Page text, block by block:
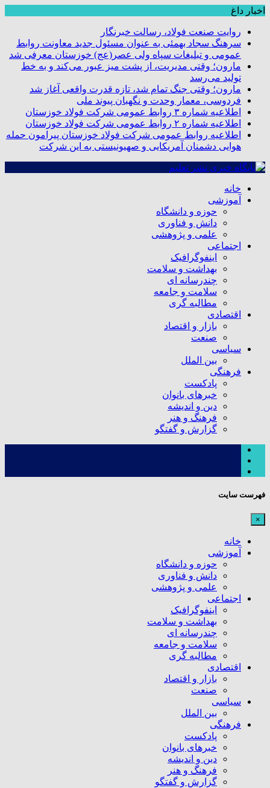
اخبار داغ
روایت صنعت فولاد،‌ رسالت خبرنگار
سرهنگ سجاد بهمئی به عنوان مسئول جدید معاونت روابط
عمومی و تبلیغات سپاه ولی عصر(عج) خوزستان معرفی شد
مارون؛ وقتی مدیریت، از پشت میز عبور می‌کند و به خط
تولید می‌رسد
مارون؛ وقتی جنگ تمام شد، تازه قدرت واقعی آغاز شد
فردوسی، معمار وحدت و نگهبان پیوند ملی
اطلاعیه شماره ۳ روابط عمومی شرکت فولاد خوزستان
اطلاعیه شماره ۲ روابط عمومی شرکت فولاد خوزستان
اطلاعیه روابط عمومی شرکت فولاد خوزستان پیرامون حمله
هوایی دشمنان آمریکایی و صهیونیستی به این شرکت
خانه
آموزشی
حوزه و دانشگاه
دانش و فناوری
علمی و پژوهشی
اجتماعی
اینفوگرافیک
بهداشت و سلامت
چندرسانه ای
سلامت و جامعه
مطالبه گری
اقتصادی
بازار و اقتصاد
صنعت
سیاسی
بین الملل
فرهنگی
پادکست
خبرهای بانوان
دین و اندیشه
فرهنگ و هنر
گزارش و گفتگو
فهرست سایت
×
خانه
آموزشی
حوزه و دانشگاه
دانش و فناوری
علمی و پژوهشی
اجتماعی
اینفوگرافیک
بهداشت و سلامت
چندرسانه ای
سلامت و جامعه
مطالبه گری
اقتصادی
بازار و اقتصاد
صنعت
سیاسی
بین الملل
فرهنگی
پادکست
خبرهای بانوان
دین و اندیشه
فرهنگ و هنر
گزارش و گفتگو